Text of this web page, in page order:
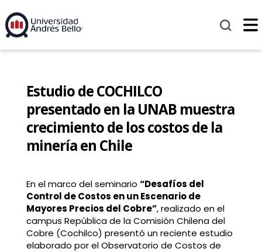
Estudio de COCHILCO
presentado en la UNAB muestra
crecimiento de los costos de la
minería en Chile
En el marco del seminario “Desafíos del
Control de Costos en un Escenario de
Mayores Precios del Cobre”, realizado en el
campus República de la Comisión Chilena del
Cobre (Cochilco) presentó un reciente estudio
elaborado por el Observatorio de Costos de